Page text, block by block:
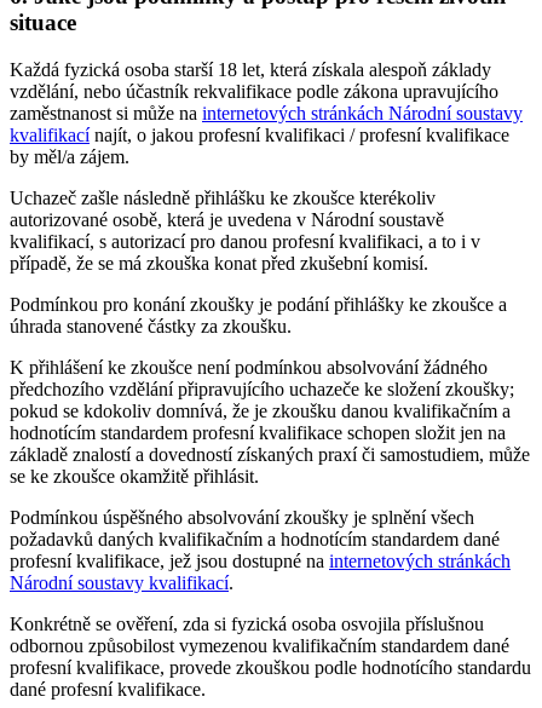
situace
Každá fyzická osoba starší 18 let, která získala alespoň základy
vzdělání, nebo účastník rekvalifikace podle zákona upravujícího
zaměstnanost si může na internetových stránkách Národní soustavy
kvalifikacínajít, o jakou profesní kvalifikaci / profesní kvalifikace
by měl/a zájem.
Uchazeč zašle následně přihlášku ke zkoušce kterékoliv
autorizované osobě, která je uvedena v Národní soustavě
kvalifikací, s autorizací pro danou profesní kvalifikaci, a to i v
případě, že se má zkouška konat před zkušební komisí.
Podmínkou pro konání zkoušky je podání přihlášky ke zkoušce a
úhrada stanovené částky za zkoušku.
K přihlášení ke zkoušce není podmínkou absolvování žádného
předchozího vzdělání připravujícího uchazeče ke složení zkoušky;
pokud se kdokoliv domnívá, že je zkoušku danou kvalifikačním a
hodnotícím standardem profesní kvalifikace schopen složit jen na
základě znalostí a dovedností získaných praxí či samostudiem, může
se ke zkoušce okamžitě přihlásit.
Podmínkou úspěšného absolvování zkoušky je splnění všech
požadavků daných kvalifikačním a hodnotícím standardem dané
profesní kvalifikace, jež jsou dostupné na internetových stránkách
Národní soustavy kvalifikací.
Konkrétně se ověření, zda si fyzická osoba osvojila příslušnou
odbornou způsobilost vymezenou kvalifikačním standardem dané
profesní kvalifikace, provede zkouškou podle hodnotícího standardu
dané profesní kvalifikace.